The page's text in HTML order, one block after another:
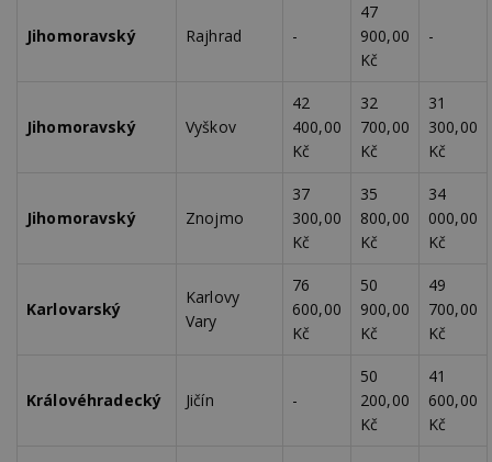
Jihomoravský Rajhrad -
47
900,00
Kč
-
Jihomoravský Vyškov
42
400,00
Kč
32
700,00
Kč
31
300,00
Kč
Jihomoravský Znojmo
37
300,00
Kč
35
800,00
Kč
34
000,00
Kč
Karlovarský
Karlovy
Vary
76
600,00
Kč
50
900,00
Kč
49
700,00
Kč
Královéhradecký Jičín -
50
200,00
Kč
41
600,00
Kč